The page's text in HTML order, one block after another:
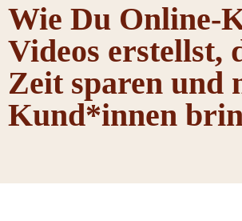
Wie Du Online-
Videos erstellst,
Zeit sparen und
Kund*innen